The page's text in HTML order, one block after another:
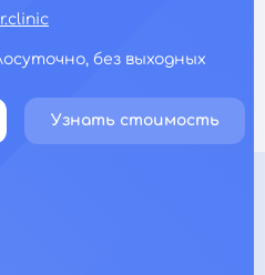
без выходных
Узнать стоимость